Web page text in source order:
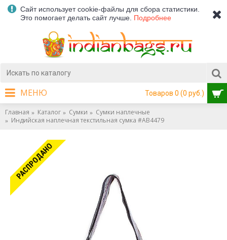
Сайт использует cookie-файлы для сбора статистики.
Это помогает делать сайт лучше. Подробнее
Товаров 0 (0 руб.)
МЕНЮ
Главная Каталог Сумки
Сумки наплечные
Индийская наплечная текстильная сумка #АВ4479
РАСПРОДАНО